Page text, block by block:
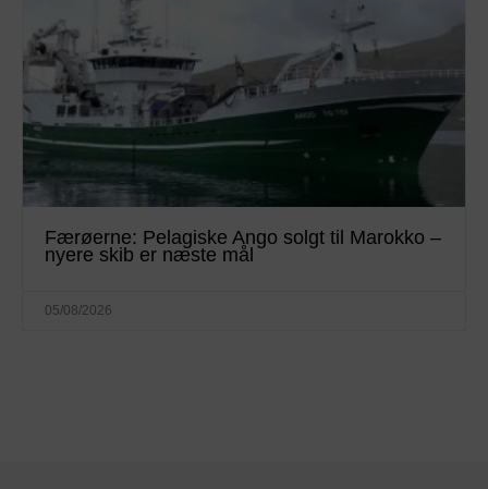
Færøerne: Pelagiske Ango solgt til Marokko –
nyere skib er næste mål
05/08/2026